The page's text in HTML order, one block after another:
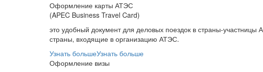
Оформление карты АТЭС
(APEC Business Travel Card)
это удобный документ для деловых поездок в страны-участницы
страны, входящие в организацию АТЭС.
Узнать большеУзнать больше
Оформление визы